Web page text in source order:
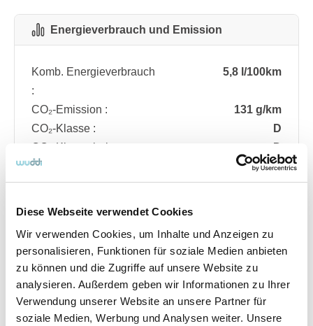
Diese Webseite verwendet Cookies
Wir verwenden Cookies, um Inhalte und Anzeigen zu
personalisieren, Funktionen für soziale Medien anbieten
zu können und die Zugriffe auf unsere Website zu
analysieren. Außerdem geben wir Informationen zu Ihrer
Verwendung unserer Website an unsere Partner für
soziale Medien, Werbung und Analysen weiter. Unsere
Energieverbrauch und Emission
Komb. Energieverbrauch
:
5,8 l/100km
CO₂-Emission :
131 g/km
CO₂-Klasse :
D
CO₂-Klasse bei
entladener Batterie :
D
Fahrzeugdetails
Angebotsnummer
ABO74.698
Ausstattungslinie
ST Line
Verfügbar ab